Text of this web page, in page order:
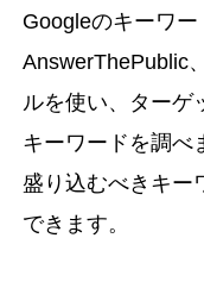
Googleのキーワー
AnswerThePublic
ルを使い、ターゲ
キーワードを調べ
盛り込むべきキー
できます。